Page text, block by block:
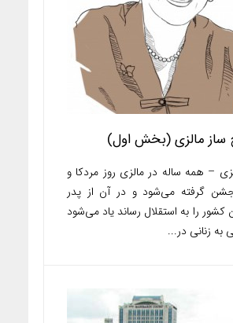
ساز مالزی (بخش اول)
– همه ساله در مالزی روز مردکا و
جشن گرفته می‌شود و در آن از پدر
کشور را به استقلال رساند یاد می‌شود
به زنانی در...